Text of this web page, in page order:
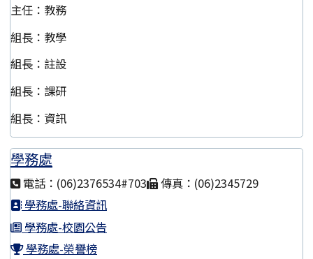
主任：教務
組長：教學
組長：註設
組長：課研
組長：資訊
學務處
電話：(06)2376534#703
傳真：(06)2345729
學務處-聯絡資訊
學務處-校園公告
學務處-榮譽榜